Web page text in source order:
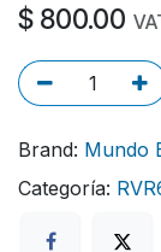
$ 800.00
Brand: Mundo
Categoría: